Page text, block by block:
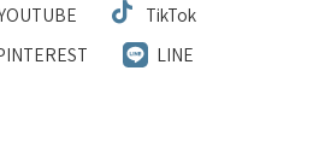
TikTok
LINE